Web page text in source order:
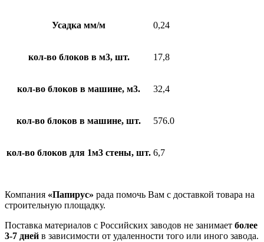
Усадка мм/м 0,24
кол-во блоков в м3, шт. 17,8
кол-во блоков в машине, м3. 32,4
кол-во блоков в машине, шт. 576.0
кол-во блоков для 1м3 стены, шт. 6,7
Компания «Папирус» рада помочь Вам с доставкой товара на
строительную площадку.
Поставка материалов с Российских заводов не занимает более
3-7 дней в зависимости от удаленности того или иного завода.